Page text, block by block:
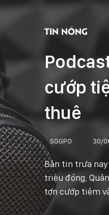
Tin Nóng
cướp
thuê
SGGPO 30/
Bản tin trưa
triệu đồng;
tợn cướp tiệm